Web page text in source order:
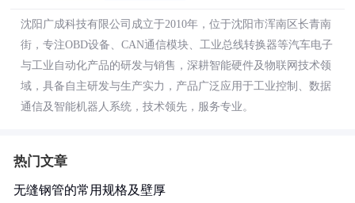
沈阳广成科技有限公司成立于2010年，位于沈阳市浑南区长青南
街，专注OBD设备、CAN通信模块、工业总线转换器等汽车电子
与工业自动化产品的研发与销售，深耕智能硬件及物联网技术领
域，具备自主研发与生产实力，产品广泛应用于工业控制、数据
通信及智能机器人系统，技术领先，服务专业。
热门文章
无缝钢管的常用规格及壁厚